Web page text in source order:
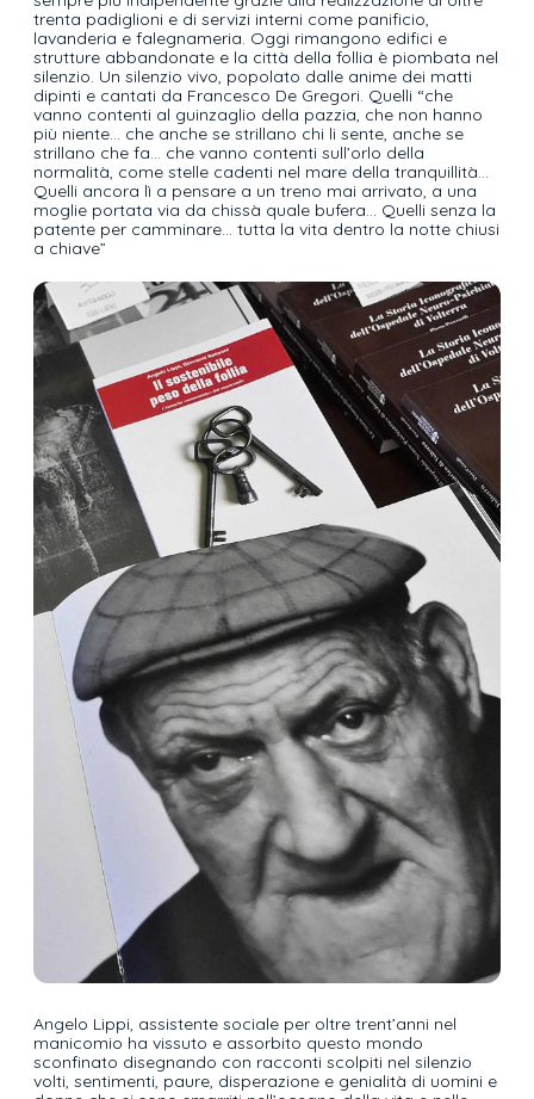
trenta padiglioni e di servizi interni come panificio,
lavanderia e falegnameria. Oggi rimangono edifici e
strutture abbandonate e la città della follia è piombata nel
silenzio. Un silenzio vivo, popolato dalle anime dei matti
dipinti e cantati da Francesco De Gregori. Quelli “che
vanno contenti al guinzaglio della pazzia, che non hanno
più niente… che anche se strillano chi li sente, anche se
strillano che fa… che vanno contenti sull’orlo della
normalità, come stelle cadenti nel mare della tranquillità…
Quelli ancora lì a pensare a un treno mai arrivato, a una
moglie portata via da chissà quale bufera… Quelli senza la
patente per camminare… tutta la vita dentro la notte chiusi
a chiave”
Angelo Lippi, assistente sociale per oltre trent’anni nel
manicomio ha vissuto e assorbito questo mondo
sconfinato disegnando con racconti scolpiti nel silenzio
volti, sentimenti, paure, disperazione e genialità di uomini e